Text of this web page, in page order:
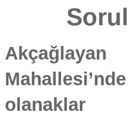
Akçağlayan
olanaklar